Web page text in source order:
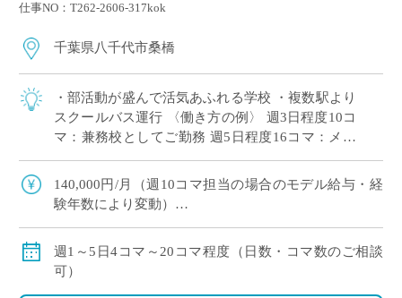
仕事NO：T262-2606-317kok
千葉県八千代市桑橋
・部活動が盛んで活気あふれる学校 ・複数駅より
スクールバス運行 〈働き方の例〉 週3日程度10コ
マ：兼務校としてご勤務 週5日程度16コマ：メイ
140,000円/月（週10コマ担当の場合のモデル給与・経
験年数により変動）
賞与：無し
昇給：有り、年1回の査定による
その他保険：労災保険
週1～5日4コマ～20コマ程度（日数・コマ数のご相談
可）